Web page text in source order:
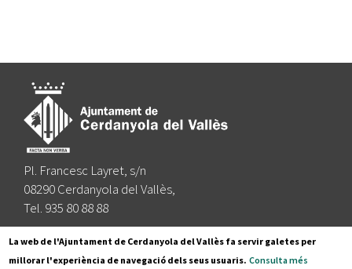
Pl. Francesc Layret, s/n
08290 Cerdanyola del Vallès,
Tel. 935 80 88 88
Segueix-nos a:
La web de l'Ajuntament de Cerdanyola del Vallès fa servir galetes per
millorar l'experiència de navegació dels seus usuaris. Consulta més